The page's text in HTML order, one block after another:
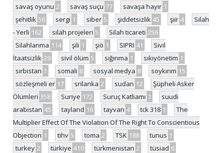
savaş oyunu 2 savaş suçu 77 savaşa hayır 1
şehitlik 56 sergi 1 siber 5 şiddetsizlik 45 şiir 4
Silah
- Yerli 162 silah projeleri 5 Silah ticareti 256
Silahlanma 114 şili 1 şiö 1 SIPRI 41
Sivil
İtaatsizlik 29 sivil ölüm 5 sığınma 1 sıkıyönetim 1
sırbistan 1 somali 8 sosyal medya 8 soykırım 15
sözleşmeli er 17 srilanka 2 sudan 12
Şüpheli Asker
Ölümleri 358 Suriye 172 Suruç Katliamı 1
suudi
arabistan 45 tayland 16 tayvan 4 tck 318 1
The
Multiplier Effect Of The Violation Of The Right To Conscientious
Objection 1 tihv 5 toma 2 TSK 188 tunus 1
turkey 2 türkiye 410 türkmenistan 2 tüsiad 6